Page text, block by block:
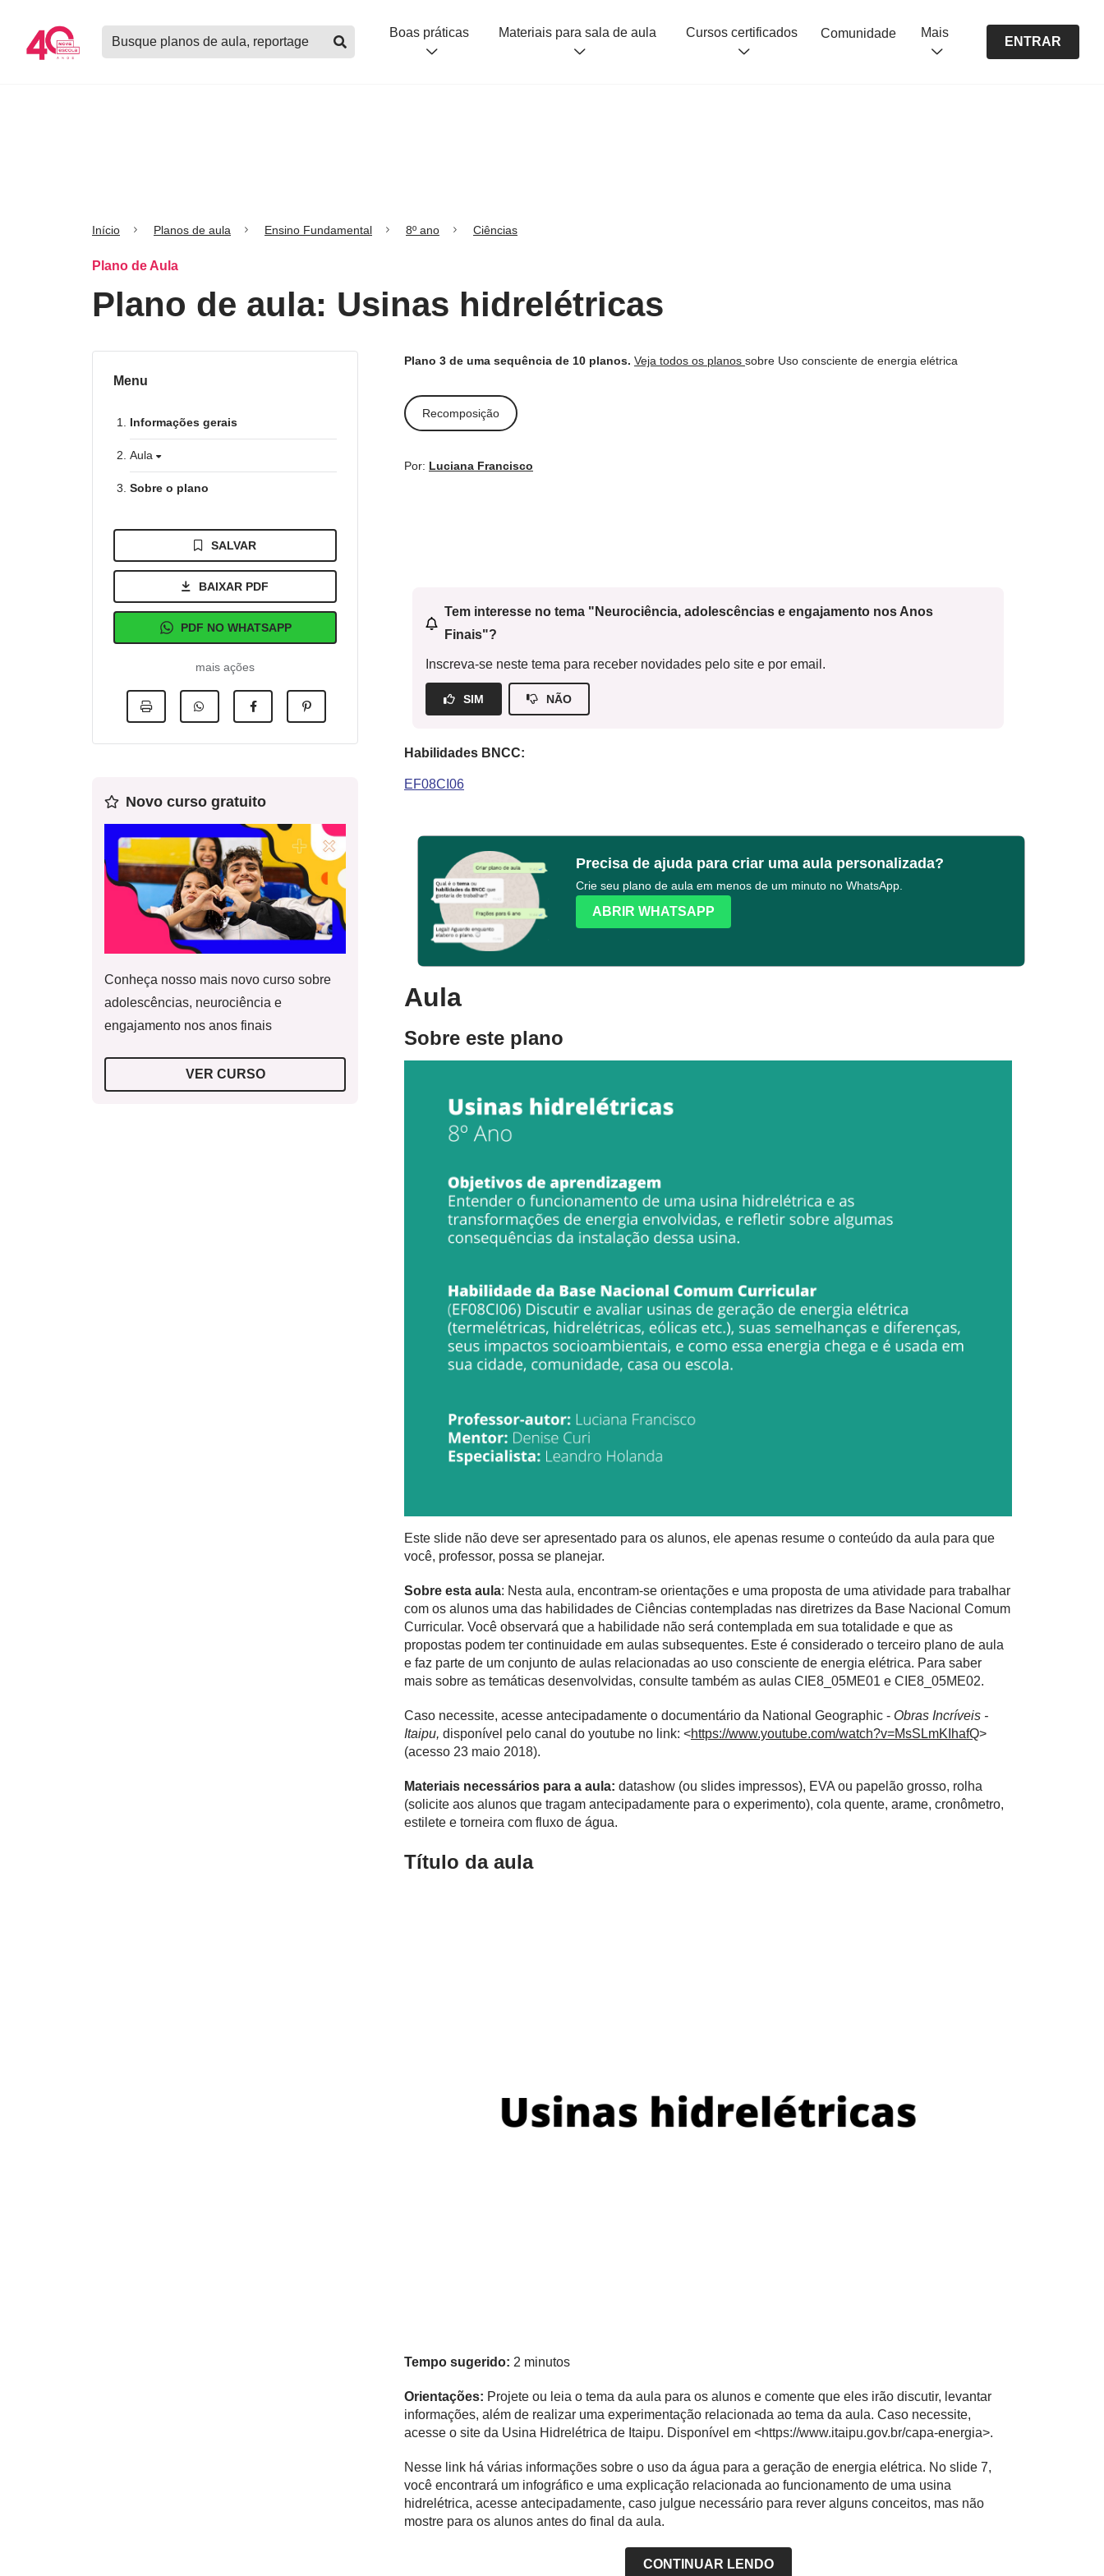
Buscar
planos
Boas práticas Materiais para sala de aula Cursos certificados Comunidade Mais
ENTRAR
Início Planos de aula Ensino Fundamental 8º ano Ciências
Plano de Aula
Plano de aula: Usinas hidrelétricas
Menu
Informações gerais
Aula
Sobre o plano
SALVAR
BAIXAR PDF
PDF NO WHATSAPP
mais ações
Novo curso gratuito
Conheça nosso mais novo curso sobre
adolescências, neurociência e
engajamento nos anos finais
VER CURSO
Plano 3 de uma sequência de 10 planos. Veja todos os planos sobre Uso consciente de energia elétrica
Recomposição
Por: Luciana Francisco
Tem interesse no tema "Neurociência, adolescências e engajamento nos Anos
Finais"?
Inscreva-se neste tema para receber novidades pelo site e por email.
SIM NÃO
Habilidades BNCC:
EF08CI06
Precisa de ajuda para criar uma aula personalizada?
Crie seu plano de aula em menos de um minuto no WhatsApp.
ABRIR WHATSAPP
Aula
Sobre este plano
Este slide não deve ser apresentado para os alunos, ele apenas resume o conteúdo da aula para que
você, professor, possa se planejar.
Sobre esta aula: Nesta aula, encontram-se orientações e uma proposta de uma atividade para trabalhar
com os alunos uma das habilidades de Ciências contempladas nas diretrizes da Base Nacional Comum
Curricular. Você observará que a habilidade não será contemplada em sua totalidade e que as
propostas podem ter continuidade em aulas subsequentes. Este é considerado o terceiro plano de aula
e faz parte de um conjunto de aulas relacionadas ao uso consciente de energia elétrica. Para saber
mais sobre as temáticas desenvolvidas, consulte também as aulas CIE8_05ME01 e CIE8_05ME02.
Caso necessite, acesse antecipadamente o documentário da National Geographic - Obras Incríveis -
Itaipu, disponível pelo canal do youtube no link: <https://www.youtube.com/watch?v=MsSLmKIhafQ>
(acesso 23 maio 2018).
Materiais necessários para a aula: datashow (ou slides impressos), EVA ou papelão grosso, rolha
(solicite aos alunos que tragam antecipadamente para o experimento), cola quente, arame, cronômetro,
estilete e torneira com fluxo de água.
Título da aula
Tempo sugerido: 2 minutos
Orientações: Projete ou leia o tema da aula para os alunos e comente que eles irão discutir, levantar
informações, além de realizar uma experimentação relacionada ao tema da aula. Caso necessite,
acesse o site da Usina Hidrelétrica de Itaipu. Disponível em <https://www.itaipu.gov.br/capa-energia>.
Nesse link há várias informações sobre o uso da água para a geração de energia elétrica. No slide 7,
você encontrará um infográfico e uma explicação relacionada ao funcionamento de uma usina
hidrelétrica, acesse antecipadamente, caso julgue necessário para rever alguns conceitos, mas não
mostre para os alunos antes do final da aula.
CONTINUAR LENDO